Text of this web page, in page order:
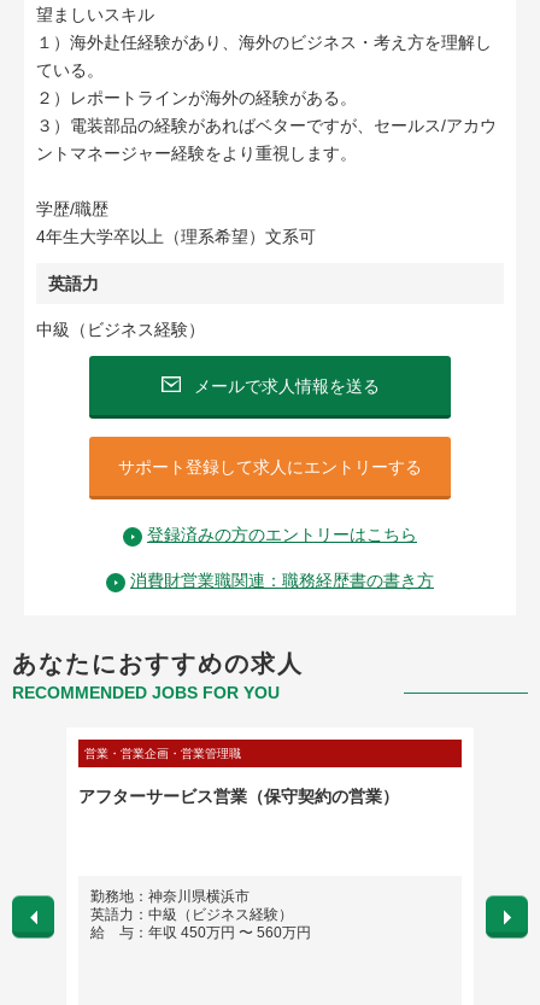
望ましいスキル
１）海外赴任経験があり、海外のビジネス・考え方を理解し
ている。
２）レポートラインが海外の経験がある。
３）電装部品の経験があればベターですが、セールス/アカウ
ントマネージャー経験をより重視します。
学歴/職歴
4年生大学卒以上（理系希望）文系可
英語力
中級（ビジネス経験）
メールで求人情報を送る
サポート登録して求人にエントリーする
登録済みの方のエントリーはこちら
消費財営業職関連：職務経歴書の書き方
あなたにおすすめの求人
RECOMMENDED JOBS FOR YOU
営業・営業企画・営業管理職
アフターサービス営業（保守契約の営業）
勤務地：神奈川県横浜市
英語力：中級（ビジネス経験）
給 与：年収 450万円 〜 560万円
勤務
神奈
おり